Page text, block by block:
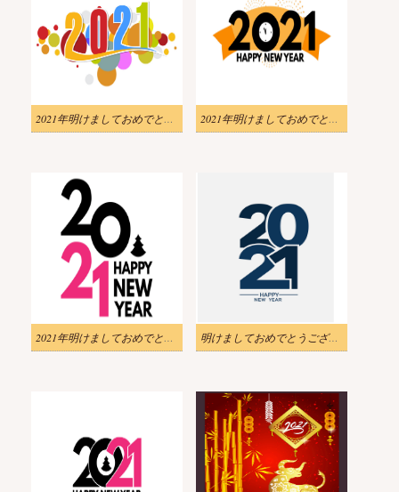
2021年明けましておめでとうございますイラスト無料 2 2021年明けましておめでとうございますイラスト画像
2021年明けましておめでとうございますイラスト画像 2 明けましておめでとうございます 2021 イラストイメージ